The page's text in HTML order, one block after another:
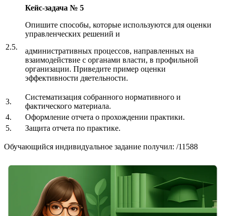
2.5.
Кейс-задача № 5
Опишите способы, которые используются для оценки
управленческих решений и
административных процессов, направленных на
взаимодействие с органами власти, в профильной
организации. Приведите пример оценки
эффективности дяетельности.
3.
Систематизация собранного нормативного и
фактического материала.
4.
Оформление отчета о прохождении практики.
5.
Защита отчета по практике.
Обучающийся индивидуальное задание получил: /11588